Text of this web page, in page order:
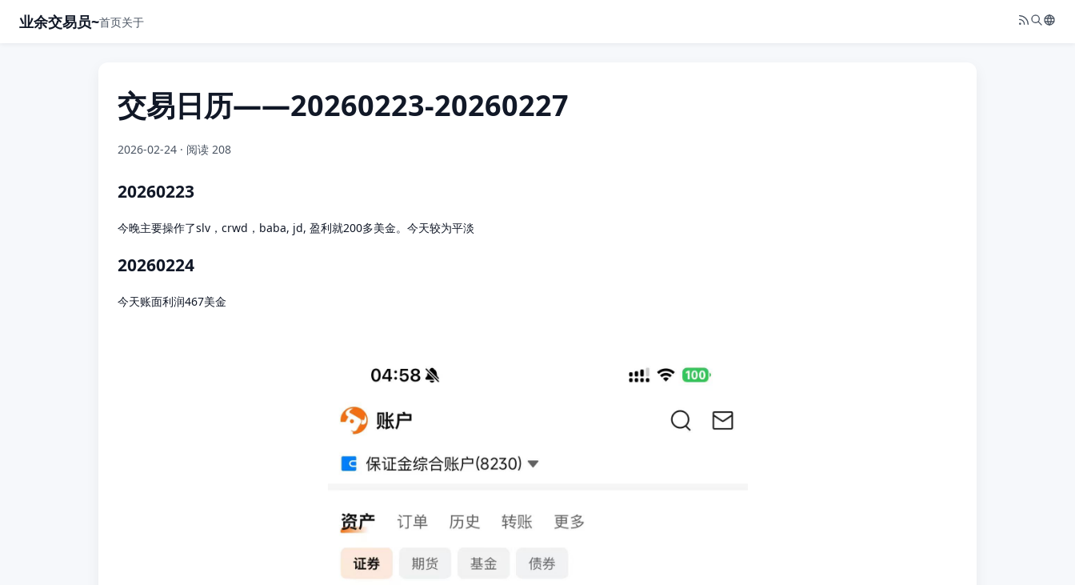
业余交易员~首页关于
交易日历——20260223-20260227
2026-02-24 · 阅读 208
20260223
今晚主要操作了slv，crwd，baba, jd, 盈利就200多美金。今天较为平淡
20260224
今天账面利润467美金